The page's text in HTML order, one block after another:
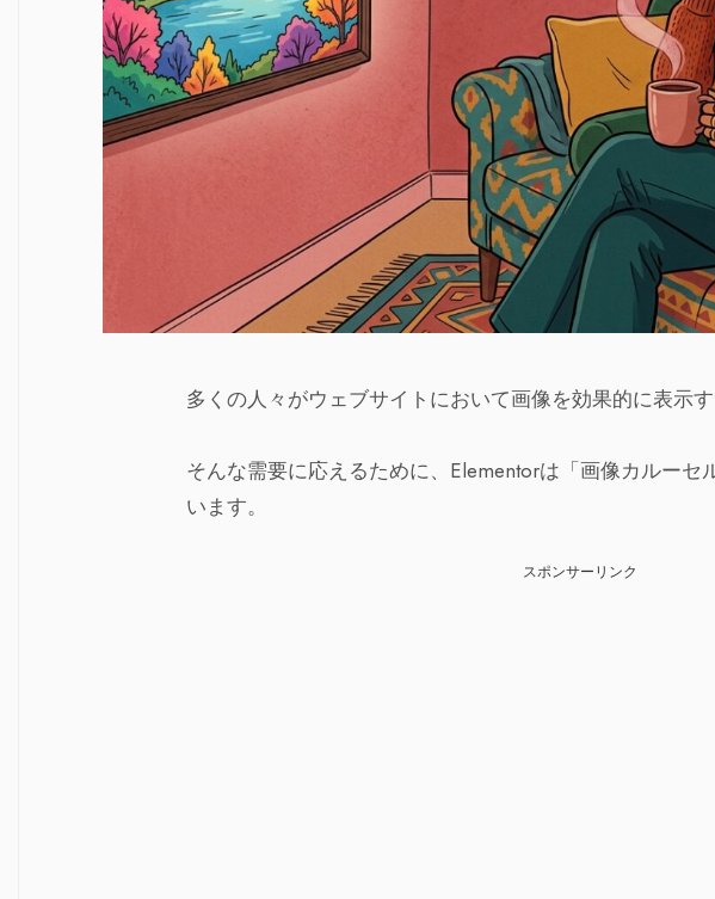
多くの人々がウェブサイトにおいて画像を効果的に表示す
そんな需要に応えるために、Elementorは「画像カルーセ
います。
スポンサーリンク